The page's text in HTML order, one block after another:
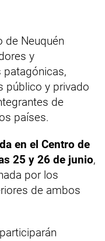
de Neuquén
y
patagónicas,
público y privado
de
países.
en el Centro de
25 y 26 de junio,
por los
de ambos